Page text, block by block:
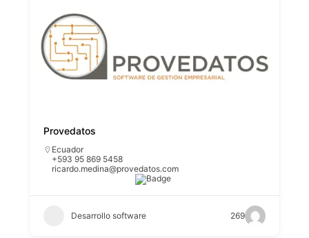
Provedatos
Ecuador
+593 95 869 5458
ricardo.medina@provedatos.com
Desarrollo software 269